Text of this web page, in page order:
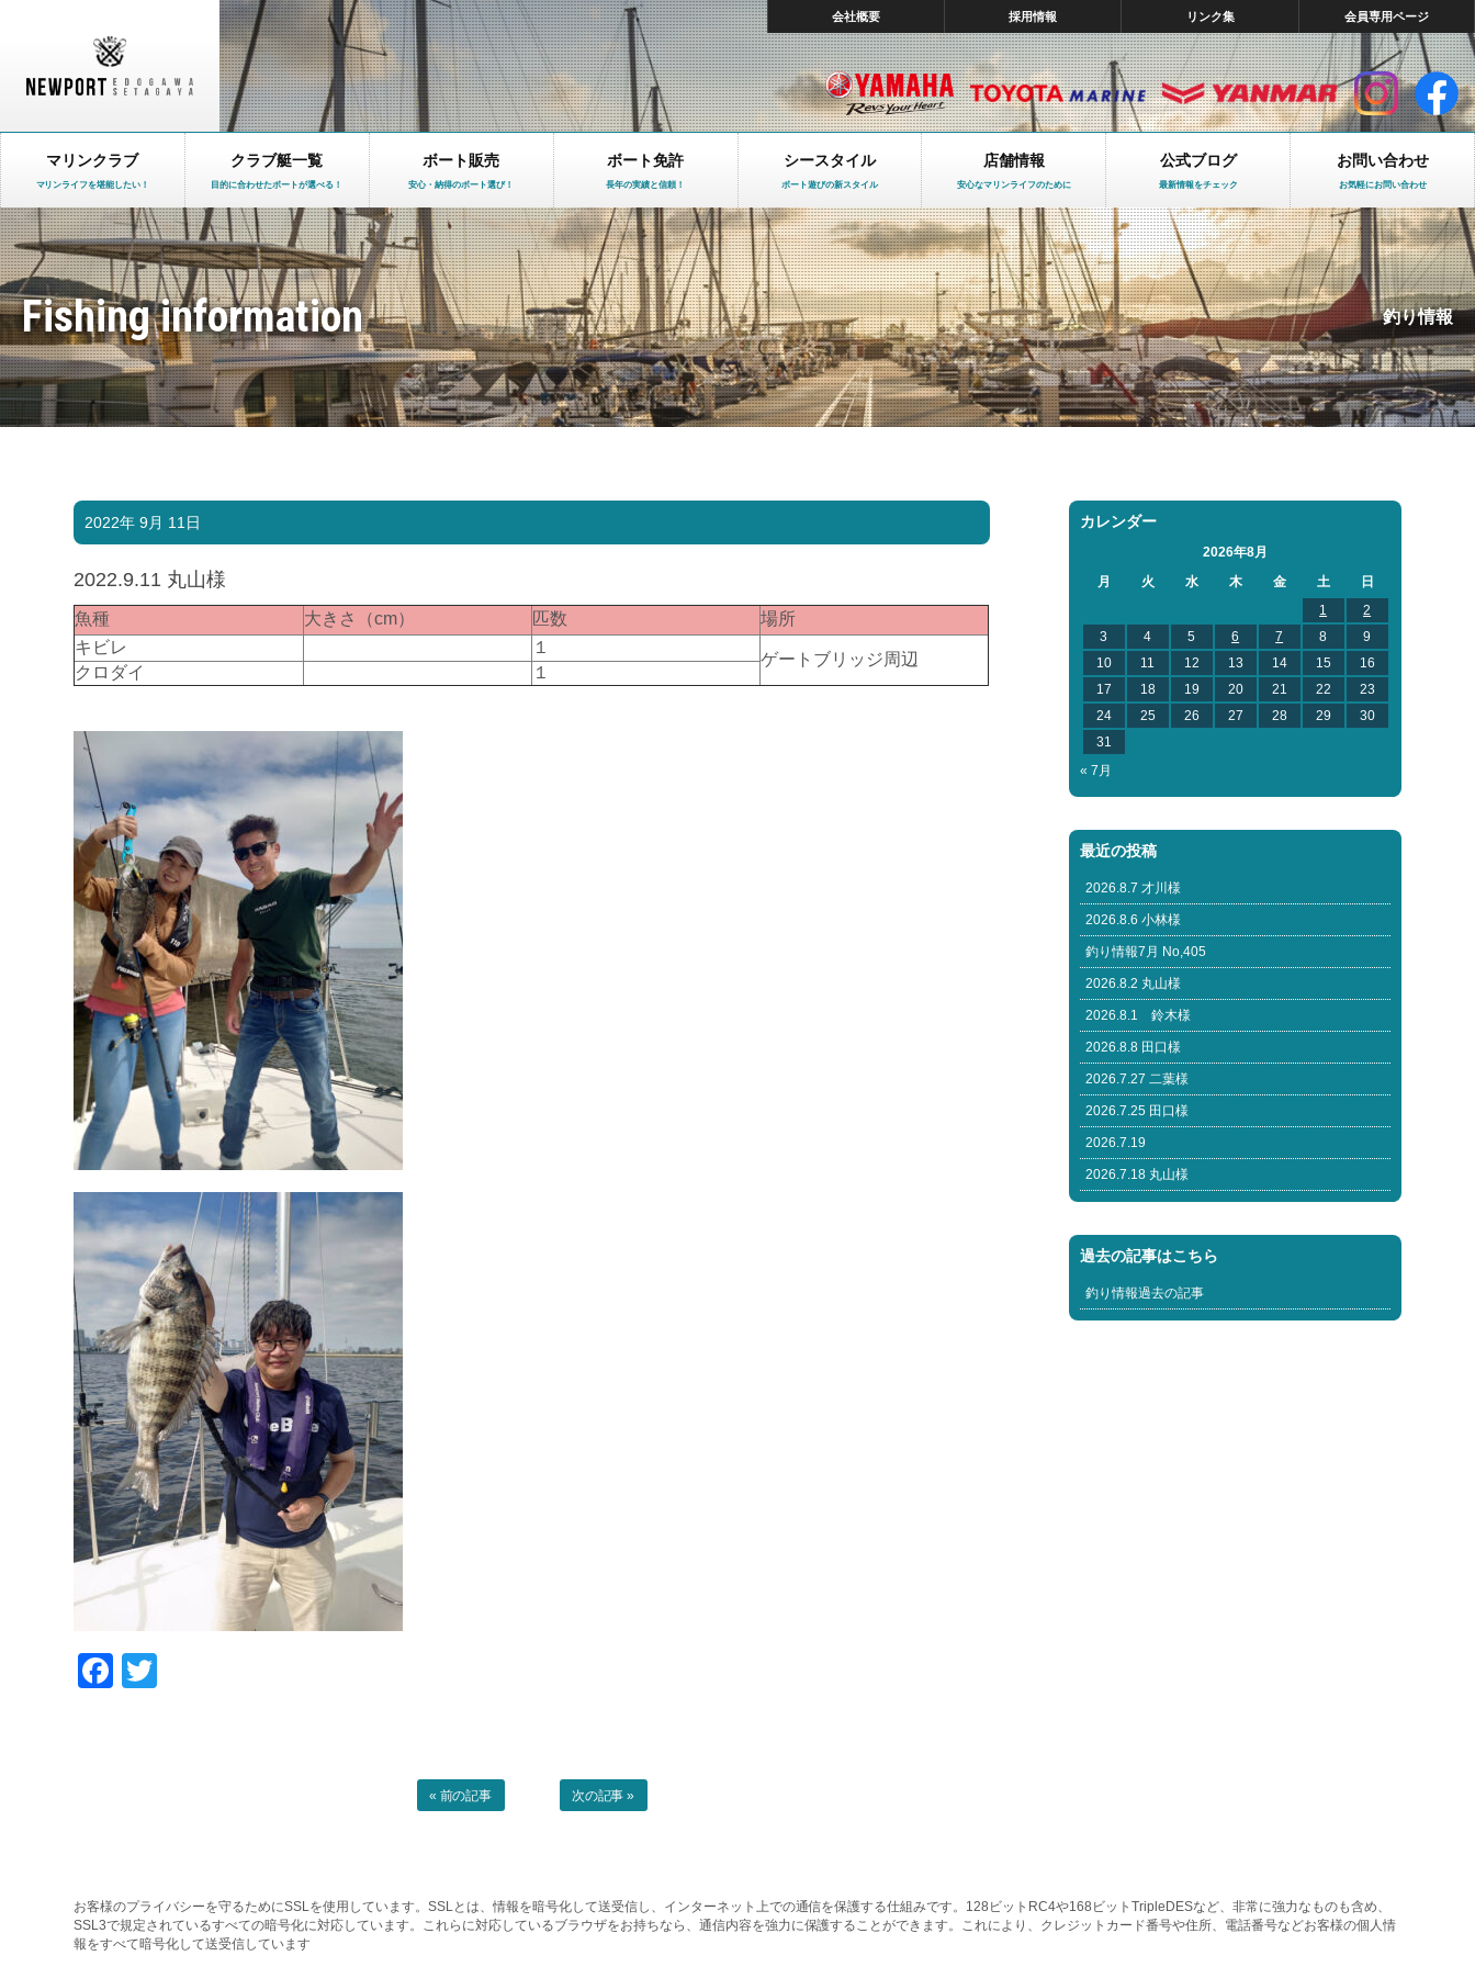
会社概要 採用情報 リンク集 会員専用ページ
マリンクラブ
マリンライフを堪能したい！
クラブ艇一覧
目的に合わせたボートが選べる！
ボート販売
安心・納得のボート選び！
ボート免許
長年の実績と信頼！
シースタイル
ボート遊びの新スタイル
店舗情報
安心なマリンライフのために
公式ブログ
最新情報をチェック
お問い合わせ
お気軽にお問い合わせ
Fishing information 釣り情報
2022年 9月 11日
2022.9.11 丸山様
魚種 大きさ（cm） 匹数
場所
キビレ
１
ゲートブリッジ周辺
クロダイ １
Facebook
« 前の記事 次の記事 »
カレンダー
2026年8月
月
火 水 木 金 土
日
1
2
3
4 5 6 7 8
9
10
11 12 13 14 15
16
17
18 19 20 21 22
23
24
25 26 27 28 29
30
31
« 7月
最近の投稿
2026.8.7 才川様
2026.8.6 小林様
釣り情報7月 No,405
2026.8.2 丸山様
2026.8.1 鈴木様
2026.8.8 田口様
2026.7.27 二葉様
2026.7.25 田口様
2026.7.19
2026.7.18 丸山様
過去の記事はこちら
釣り情報過去の記事
お客様のプライバシーを守るためにSSLを使用しています。SSLとは、情報を暗号化して送受信し、インターネット上での通信を保護する仕組みです。128ビットRC4や168ビットTripleDESなど、非常に強力なものも含め、
SSL3で規定されているすべての暗号化に対応しています。これらに対応しているブラウザをお持ちなら、通信内容を強力に保護することができます。これにより、クレジットカード番号や住所、電話番号などお客様の個人情
報をすべて暗号化して送受信しています